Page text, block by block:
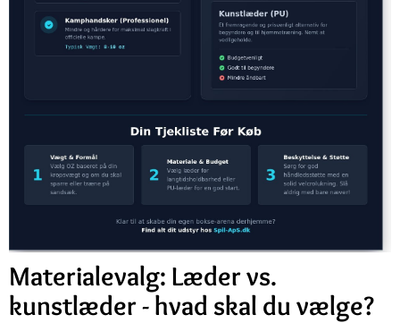
Materialevalg: Læder vs.
kunstlæder - hvad skal du vælge?